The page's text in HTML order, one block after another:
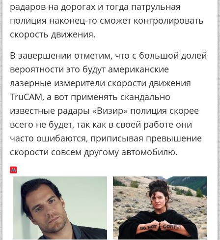
радаров на дорогах и тогда патрульная
полиция наконец-то сможет контролировать
скорость движения.
В завершении отметим, что с большой долей
вероятности это будут американские
лазерные измерители скорости движения
TruCAM, а вот применять скандально
известные радары «Визир» полиция скорее
всего не будет, так как в своей работе они
часто ошибаются, приписывая превышение
скорости совсем другому автомобилю.